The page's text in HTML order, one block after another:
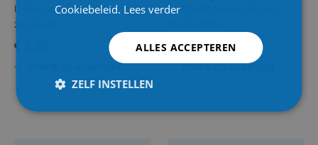
D-line Lijst Halve Cirkel 16x8
2m Zwart
€ 5,50
Online op voorraad
Wolfcraft Universele Wig
€ 6,40
Online op voorraad
Cookiebeleid. Lees verder
ALLES ACCEPTEREN
ZELF INSTELLEN